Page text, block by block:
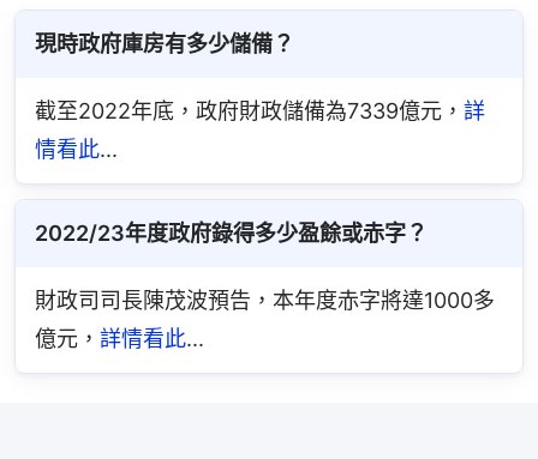
現時政府庫房有多少儲備？
截至2022年底，政府財政儲備為7339億元， 詳
情看此...
2022/23年度政府錄得多少盈餘或赤字？
財政司司長陳茂波預告，本年度赤字將達1000多
億元， 詳情看此...